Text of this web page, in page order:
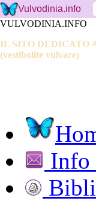
Vulvodinia.info
VULVODINIA.INFO
IL SITO DEDICATO
(vestibolite vulvare)
Info